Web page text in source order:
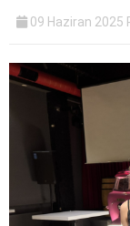
09 Haziran 2025